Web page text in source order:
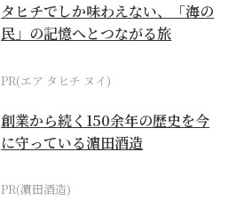
タヒチでしか味わえない、「海の
民」の記憶へとつながる旅
PR(エア タヒチ ヌイ)
創業から続く150余年の歴史を今
に守っている濵田酒造
PR(濵田酒造)